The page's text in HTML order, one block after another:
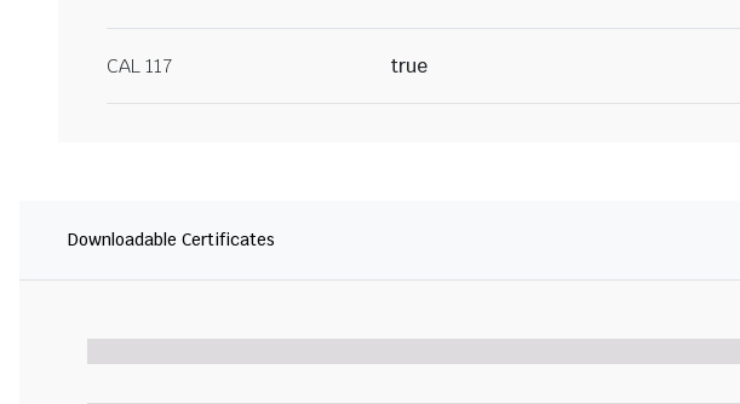
CAL 117 true
Downloadable Certificates